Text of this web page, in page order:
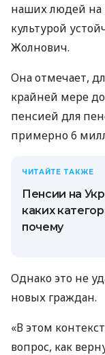
наших людей на
культурой
Жолнович.
Она отмечает,
крайней мере
пенсией для
примерно 6
ЧИТАЙТЕ ТАКЖЕ
Пенсии на
каких
почему
Однако это не
новых граждан.
«В этом
вопрос, как